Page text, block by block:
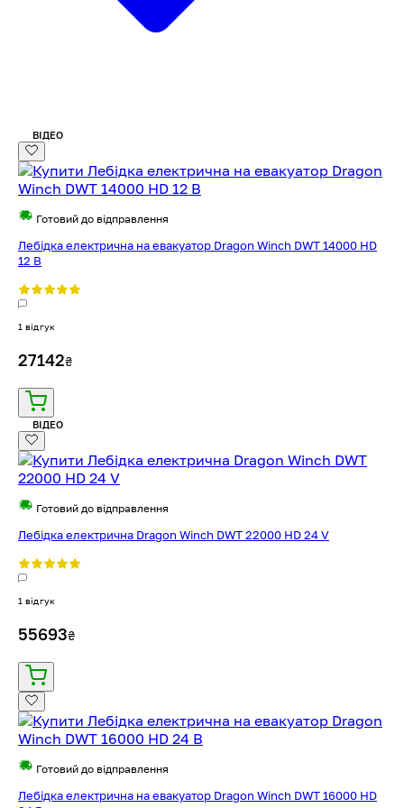
ВІДЕО
Готовий до відправлення
Лебідка електрична на евакуатор Dragon Winch DWT 14000 HD
12 В
1 відгук
27142₴
ВІДЕО
Готовий до відправлення
Лебідка електрична Dragon Winch DWT 22000 HD 24 V
1 відгук
55693₴
Готовий до відправлення
Лебідка електрична на евакуатор Dragon Winch DWT 16000 HD